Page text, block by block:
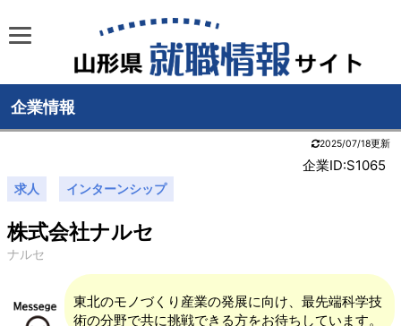
企業情報
2025/07/18更新
企業ID:S1065
求人 インターンシップ
株式会社ナルセ
ナルセ
東北のモノづくり産業の発展に向け、最先端科学技
術の分野で共に挑戦できる方をお待ちしています。